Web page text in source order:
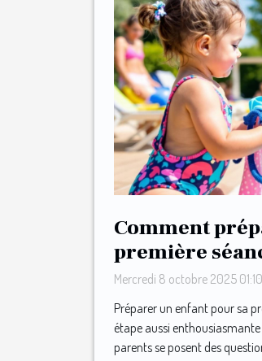
Comment
première
Mercredi 8 octobre 2025 01:10
Préparer un enfant pour sa
étape aussi
parents se posent des